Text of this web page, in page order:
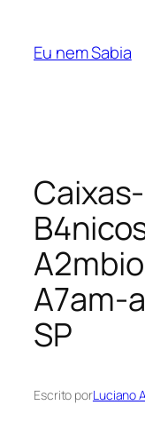
Eu nem Sabia
A7am-
SP
Escrito porLuciano